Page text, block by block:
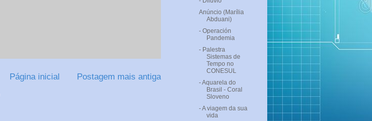
Postagem mais antiga
Página inicial
Anúncio (Marília
Abduani)
- Operación
Pandemia
- Palestra
Sistemas de
Tempo no
CONESUL
- Aquarela do
Brasil - Coral
Sloveno
- A viagem da sua
vida